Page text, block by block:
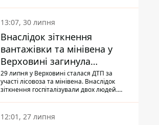
13:07, 30 липня
Внаслідок зіткнення
вантажівки та мінівена у
Верховині загинула
пасажирка, водійка - у
лікарні
29 липня у Верховині сталася ДТП за
участі лісовоза та мінівена. Внаслідок
зіткнення госпіталізували двох людей.
Також травми отримала водійка
автомобіля.
12:01, 27 липня